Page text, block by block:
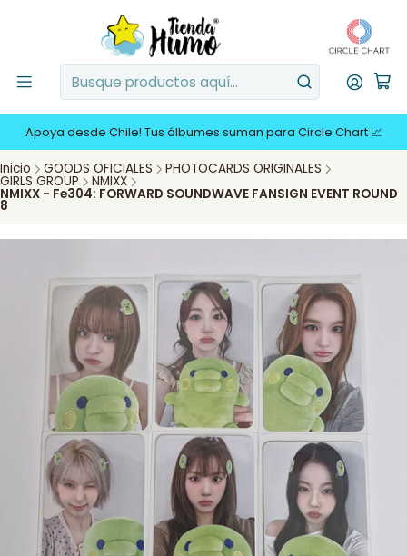
Apoya desde Chile! Tus álbumes suman para Circle Chart 📈
Inicio GOODS OFICIALES PHOTOCARDS ORIGINALES
GIRLS GROUP NMIXX
NMIXX - Fe304: FORWARD SOUNDWAVE FANSIGN EVENT ROUND
8